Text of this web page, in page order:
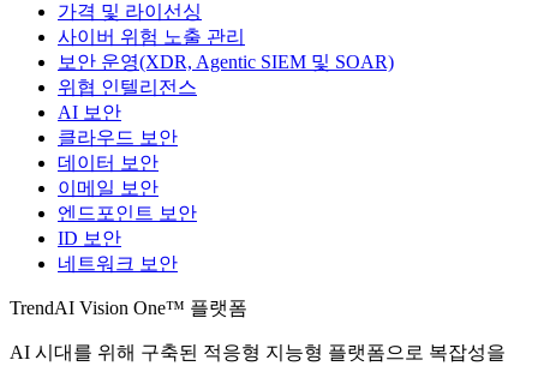
가격 및 라이선싱
사이버 위험 노출 관리
보안 운영(XDR, Agentic SIEM 및 SOAR)
위협 인텔리전스
AI 보안
클라우드 보안
데이터 보안
이메일 보안
엔드포인트 보안
ID 보안
네트워크 보안
TrendAI Vision One™ 플랫폼
AI 시대를 위해 구축된 적응형 지능형 플랫폼으로 복잡성을